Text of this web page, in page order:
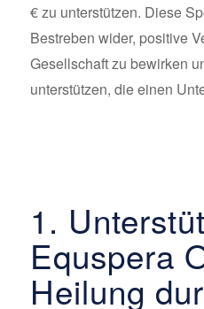
€ zu unterstützen. Diese
Bestreben wider, positive
Gesellschaft zu bewirken
unterstützen, die einen
1.
Equspera
Heilung